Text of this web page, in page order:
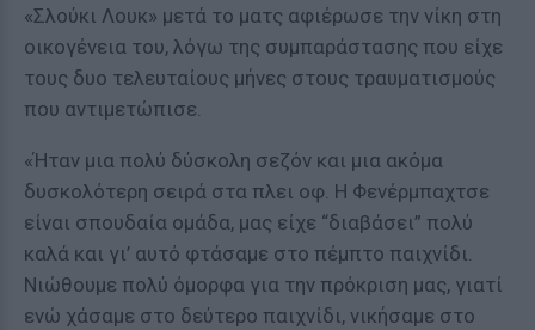
«Σλούκι Λουκ» μετά το ματς αφιέρωσε την νίκη στη
οικογένεια του, λόγω της συμπαράστασης που είχε
τους δυο τελευταίους μήνες στους τραυματισμούς
που αντιμετώπισε.
«Ήταν μια πολύ δύσκολη σεζόν και μια ακόμα
δυσκολότερη σειρά στα πλει οφ. Η Φενέρμπαχτσε
είναι σπουδαία ομάδα, μας είχε “διαβάσει” πολύ
καλά και γι’ αυτό φτάσαμε στο πέμπτο παιχνίδι.
Νιώθουμε πολύ όμορφα για την πρόκριση μας, γιατί
ενώ χάσαμε στο δεύτερο παιχνίδι, νικήσαμε στο